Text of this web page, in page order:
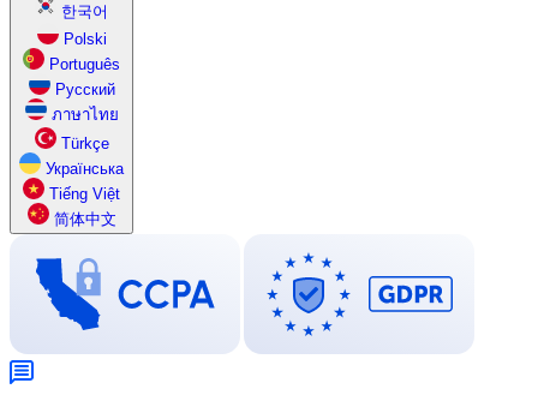
한국어
Polski
Português
Русский
ภาษาไทย
Türkçe
Українська
Tiếng Việt
简体中文